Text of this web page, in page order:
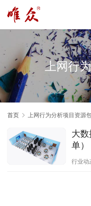
上网行
首页 上网行为分析项目资源
大
单）
行业动